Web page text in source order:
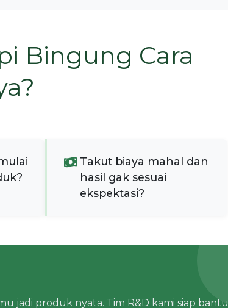
Bingung Cara
Takut biaya mahal dan
hasil gak sesuai
ekspektasi?
jadi produk nyata. Tim R&D kami siap bantu